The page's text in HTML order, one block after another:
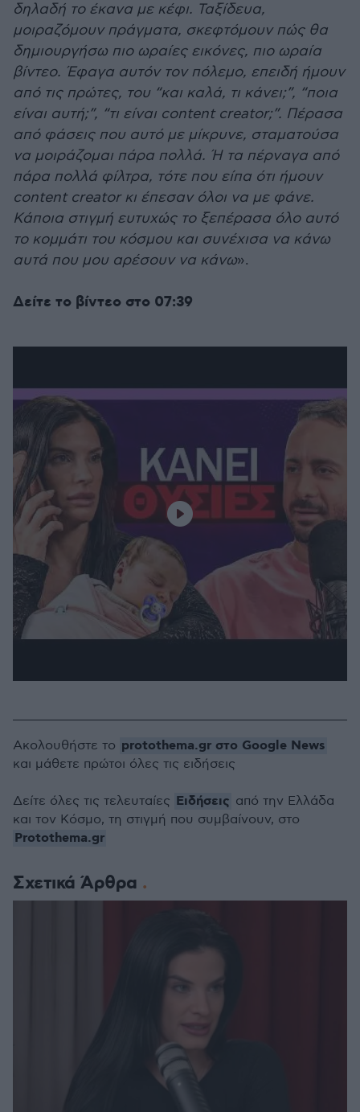
δηλαδή το έκανα με κέφι. Ταξίδευα,
μοιραζόμουν πράγματα, σκεφτόμουν πώς θα
δημιουργήσω πιο ωραίες εικόνες, πιο ωραία
βίντεο. Έφαγα αυτόν τον πόλεμο, επειδή ήμουν
από τις πρώτες, του “και καλά, τι κάνει;”, “ποια
είναι αυτή;”, “τι είναι content creator;”. Πέρασα
από φάσεις που αυτό με μίκρυνε, σταματούσα
να μοιράζομαι πάρα πολλά. Ή τα πέρναγα από
πάρα πολλά φίλτρα, τότε που είπα ότι ήμουν
content creator κι έπεσαν όλοι να με φάνε.
Κάποια στιγμή ευτυχώς το ξεπέρασα όλο αυτό
το κομμάτι του κόσμου και συνέχισα να κάνω
αυτά που μου αρέσουν να κάνω».
Δείτε το βίντεο στο 07:39
Σχετικά Άρθρα
Ακολουθήστε το protothema.gr στο Google News
και μάθετε πρώτοι όλες τις ειδήσεις
Δείτε όλες τις τελευταίες Ειδήσεις από την Ελλάδα
και τον Κόσμο, τη στιγμή που συμβαίνουν, στο
Protothema.gr